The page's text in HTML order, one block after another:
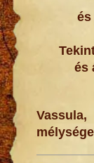
és
és